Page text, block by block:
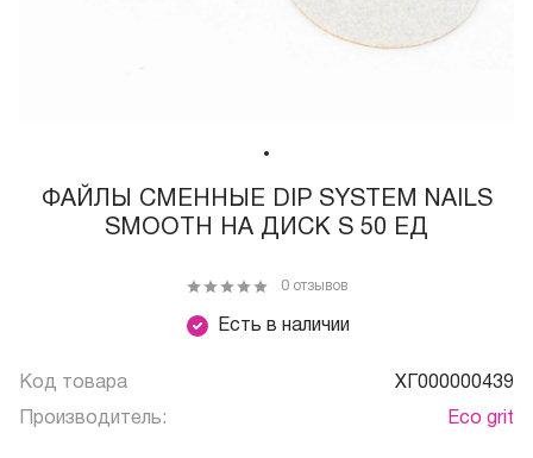
ФАЙЛЫ СМЕННЫЕ DIP SYSTEM NAILS
SMOOTH НА ДИСК S 50 ЕД
Есть в наличии
0 отзывов
Код товара ХГ000000439
Производитель: Eco grit